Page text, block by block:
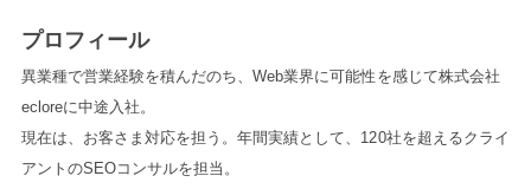
プロフィール
異業種で営業経験を積んだのち、Web業界に可能性を感じて株式会社
ecloreに中途入社。
現在は、お客さま対応を担う。年間実績として、120社を超えるクライ
アントのSEOコンサルを担当。